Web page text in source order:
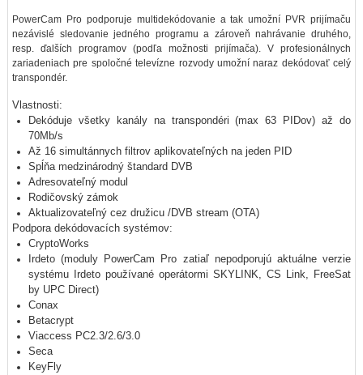
PowerCam Pro podporuje multidekódovanie a tak umožní PVR prijímaču
nezávislé sledovanie jedného programu a zároveň nahrávanie druhého,
resp. ďalších programov (podľa možnosti prijímača). V profesionálnych
zariadeniach pre spoločné televízne rozvody umožní naraz dekódovať celý
transpondér.
Vlastnosti:
Dekóduje všetky kanály na transpondéri (max 63 PIDov) až do
70Mb/s
Až 16 simultánnych filtrov aplikovateľných na jeden PID
Spĺňa medzinárodný štandard DVB
Adresovateľný modul
Rodičovský zámok
Aktualizovateľný cez družicu /DVB stream (OTA)
Podpora dekódovacích systémov:
CryptoWorks
Irdeto (moduly PowerCam Pro zatiaľ nepodporujú aktuálne verzie
systému Irdeto používané operátormi SKYLINK, CS Link, FreeSat
by UPC Direct)
Conax
Betacrypt
Viaccess PC2.3/2.6/3.0
Seca
KeyFly